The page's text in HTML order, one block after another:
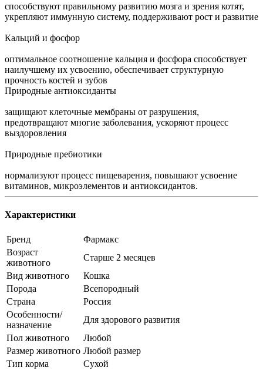
способствуют правильному развитию мозга и зрения котят,
укрепляют иммунную систему, поддерживают рост и развитие
Кальций и фосфор
оптимальное соотношение кальция и фосфора способствует
наилучшему их усвоению, обеспечивает структурную
прочность костей и зубов
Природные антиоксиданты
защищают клеточные мембраны от разрушения,
предотвращают многие заболевания, ускоряют процесс
выздоровления
Природные пребиотики
нормализуют процесс пищеварения, повышают усвоение
витаминов, микроэлементов и антиоксидантов.
Характеристики
Бренд
Фармакс
Возраст
животного
Старше 2 месяцев
Вид животного
Кошка
Порода
Всепородный
Страна
Россия
Особенности/
назначение
Для здорового развития
Пол животного
Любой
Размер животного Любой размер
Тип корма
Сухой